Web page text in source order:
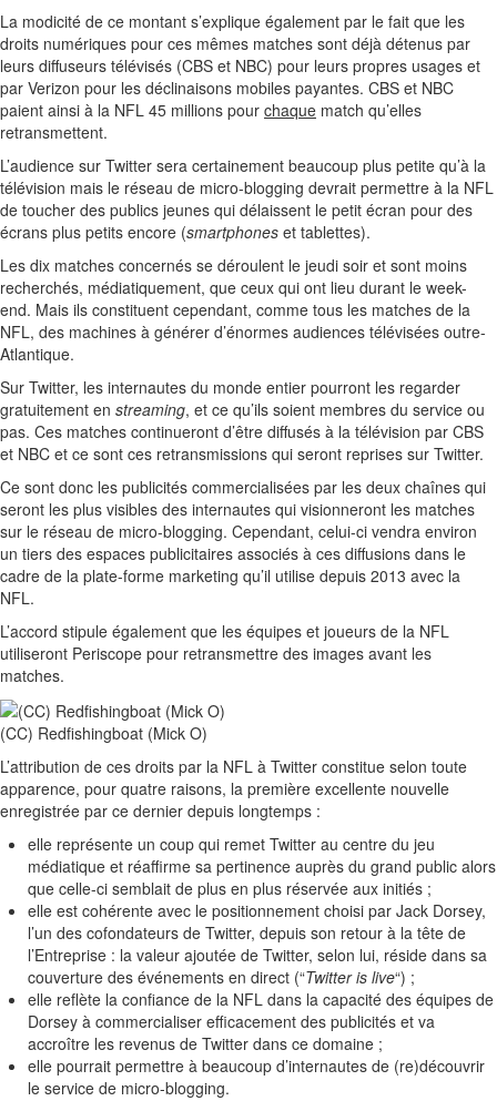
La modicité de ce montant s’explique également par le fait que les
droits numériques pour ces mêmes matches sont déjà détenus par
leurs diffuseurs télévisés (CBS et NBC) pour leurs propres usages et
par Verizon pour les déclinaisons mobiles payantes. CBS et NBC
paient ainsi à la NFL 45 millions pour chaque match qu’elles
retransmettent.
L’audience sur Twitter sera certainement beaucoup plus petite qu’à la
télévision mais le réseau de micro-blogging devrait permettre à la NFL
de toucher des publics jeunes qui délaissent le petit écran pour des
écrans plus petits encore (smartphones et tablettes).
Les dix matches concernés se déroulent le jeudi soir et sont moins
recherchés, médiatiquement, que ceux qui ont lieu durant le week-
end. Mais ils constituent cependant, comme tous les matches de la
NFL, des machines à générer d’énormes audiences télévisées outre-
Atlantique.
Sur Twitter, les internautes du monde entier pourront les regarder
gratuitement en streaming, et ce qu’ils soient membres du service ou
pas. Ces matches continueront d’être diffusés à la télévision par CBS
et NBC et ce sont ces retransmissions qui seront reprises sur Twitter.
Ce sont donc les publicités commercialisées par les deux chaînes qui
seront les plus visibles des internautes qui visionneront les matches
sur le réseau de micro-blogging. Cependant, celui-ci vendra environ
un tiers des espaces publicitaires associés à ces diffusions dans le
cadre de la plate-forme marketing qu’il utilise depuis 2013 avec la
NFL.
L’accord stipule également que les équipes et joueurs de la NFL
utiliseront Periscope pour retransmettre des images avant les
matches.
(CC) Redfishingboat (Mick O)
L’attribution de ces droits par la NFL à Twitter constitue selon toute
apparence, pour quatre raisons, la première excellente nouvelle
enregistrée par ce dernier depuis longtemps :
elle représente un coup qui remet Twitter au centre du jeu
médiatique et réaffirme sa pertinence auprès du grand public alors
que celle-ci semblait de plus en plus réservée aux initiés ;
elle est cohérente avec le positionnement choisi par Jack Dorsey,
l’un des cofondateurs de Twitter, depuis son retour à la tête de
l’Entreprise : la valeur ajoutée de Twitter, selon lui, réside dans sa
couverture des événements en direct (“Twitter is live“) ;
elle reflète la confiance de la NFL dans la capacité des équipes de
Dorsey à commercialiser efficacement des publicités et va
accroître les revenus de Twitter dans ce domaine ;
elle pourrait permettre à beaucoup d’internautes de (re)découvrir
le service de micro-blogging.